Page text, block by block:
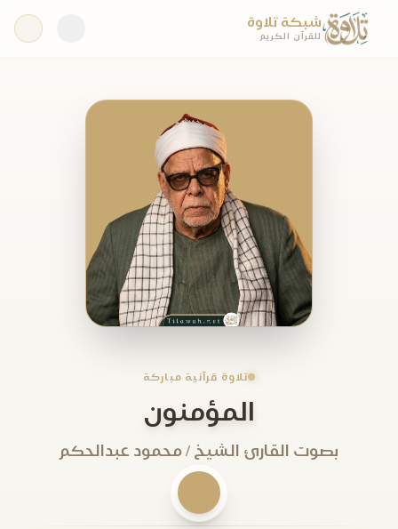
شبكة تلاوة
للقرآن الكريم
تلاوة قرآنية مباركة
المؤمنون
بصوت القارئ الشيخ / محمود عبدالحكم